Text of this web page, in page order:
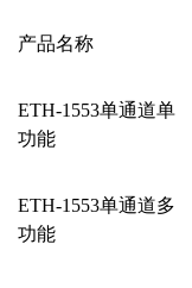
产品名称
ETH-1553单通道单
功能
ETH-1553单通道多
功能